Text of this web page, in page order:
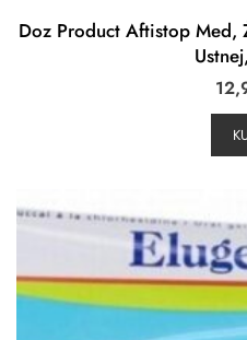
Doz Product Aftistop Med,